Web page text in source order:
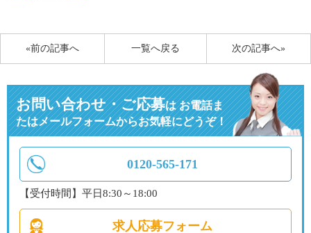
«前の記事へ 次の記事へ»
一覧へ戻る
お問い合わせ・ご応募はお電話ま
たはメールフォームからお気軽にどうぞ！
0120-565-171
【受付時間】平日8:30～18:00
求人応募フォーム